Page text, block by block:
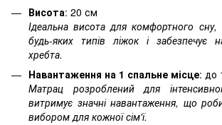
Висота: 20 см
Ідеальна висота для комфортного
будь-яких типів ліжок і забезпечує
хребта.
Навантаження на 1 спальне місце: до
Матрац розроблений для
витримує значні навантаження, що
вибором для кожної сім'ї.